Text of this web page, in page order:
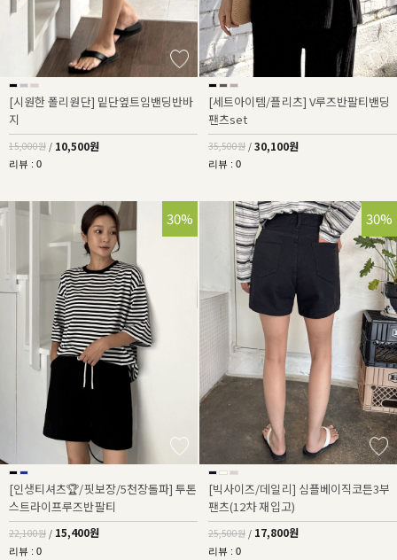
[시원한 폴리원단] 밑단옆트임밴딩반바
지
15,000원 / 10,500원
리뷰 : 0
[세트아이템/플리츠] V루즈반팔티밴딩
팬츠set
35,500원 / 30,100원
리뷰 : 0
30%
[인생티셔츠🏆/핏보장/5천장돌파] 투톤
스트라이프루즈반팔티
22,100원 / 15,400원
리뷰 : 0
30%
[빅사이즈/데일리] 심플베이직코튼3부
팬츠(12차 재입고)
25,500원 / 17,800원
리뷰 : 0